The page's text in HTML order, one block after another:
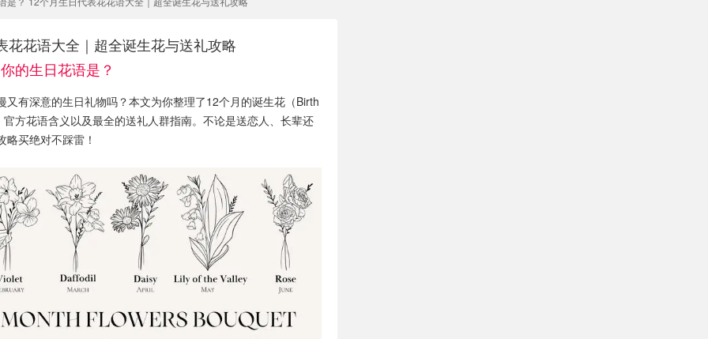
花花语大全｜超全诞生花与送礼攻略
的生日花语是？
又有深意的生日礼物吗？本文为你整理了12个月的诞生花（Birth
方花语含义以及最全的送礼人群指南。不论是送恋人、长辈还
略买绝对不踩雷！